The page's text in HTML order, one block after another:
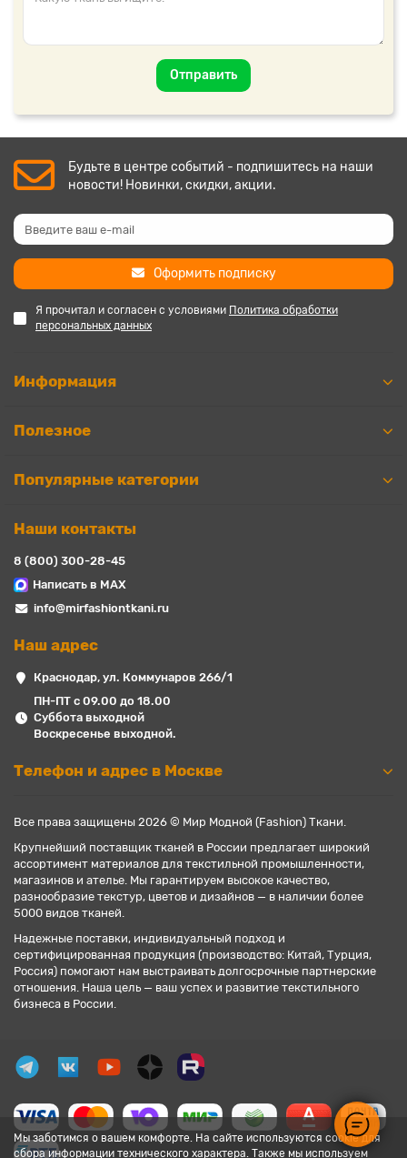
Отправить
Мы заботимся о вашем комфорте. На сайте используются cookie для
сбора информации технического характера. Также мы используем
Будьте в центре событий - подпишитесь на наши
новости! Новинки, скидки, акции.
Оформить подписку
Я прочитал и согласен с условиями Политика обработки
персональных данных
Информация
Полезное
Популярные категории
Наши контакты
8 (800) 300-28-45
Написать в MAX
info@mirfashiontkani.ru
Наш адрес
Краснодар, ул. Коммунаров 266/1
ПН-ПТ с 09.00 до 18.00
Суббота выходной
Воскресенье выходной.
Телефон и адрес в Москве
Все права защищены 2026 © Мир Модной (Fashion) Ткани.
Крупнейший поставщик тканей в России предлагает широкий
ассортимент материалов для текстильной промышленности,
магазинов и ателье. Мы гарантируем высокое качество,
разнообразие текстур, цветов и дизайнов — в наличии более
5000 видов тканей.
Надежные поставки, индивидуальный подход и
сертифицированная продукция (производство: Китай, Турция,
Россия) помогают нам выстраивать долгосрочные партнерские
отношения. Наша цель — ваш успех и развитие текстильного
бизнеса в России.